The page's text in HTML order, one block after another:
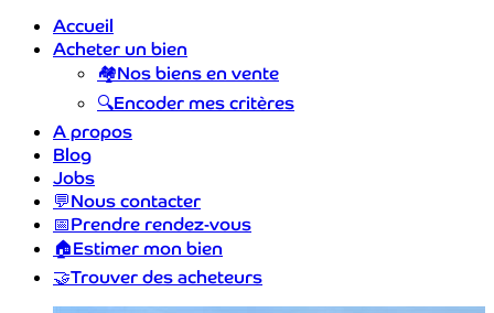
Accueil
Acheter un bien
🏘️Nos biens en vente
🔍Encoder mes critères
A propos
Blog
Jobs
💬Nous contacter
📅Prendre rendez-vous
🏠Estimer mon bien
🤝Trouver des acheteurs